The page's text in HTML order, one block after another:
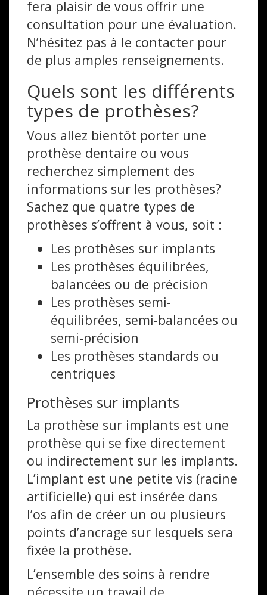
fera plaisir de vous offrir une
consultation pour une évaluation.
N’hésitez pas à le contacter pour
de plus amples renseignements.
Quels sont les différents
types de prothèses?
Vous allez bientôt porter une
prothèse dentaire ou vous
recherchez simplement des
informations sur les prothèses?
Sachez que quatre types de
prothèses s’offrent à vous, soit :
Les prothèses sur implants
Les prothèses équilibrées,
balancées ou de précision
Les prothèses semi-
équilibrées, semi-balancées ou
semi-précision
Les prothèses standards ou
centriques
Prothèses sur implants
La prothèse sur implants est une
prothèse qui se fixe directement
ou indirectement sur les implants.
L’implant est une petite vis (racine
artificielle) qui est insérée dans
l’os afin de créer un ou plusieurs
points d’ancrage sur lesquels sera
fixée la prothèse.
L’ensemble des soins à rendre